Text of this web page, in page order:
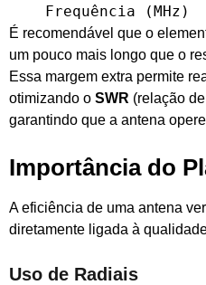
Frequência (MHz)
É recomendável que o
um pouco mais longo que o
Essa margem extra permite
otimizando o SWR (relação
garantindo que a antena
Importância do
A eficiência de uma antena
diretamente ligada à
Uso de Radiais